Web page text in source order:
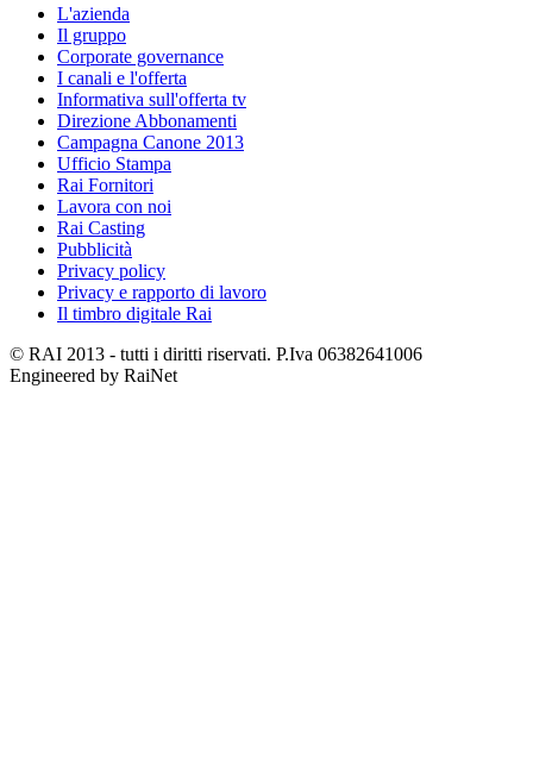
L'azienda
Il gruppo
Corporate governance
I canali e l'offerta
Informativa sull'offerta tv
Direzione Abbonamenti
Campagna Canone 2013
Ufficio Stampa
Rai Fornitori
Lavora con noi
Rai Casting
Pubblicità
Privacy policy
Privacy e rapporto di lavoro
Il timbro digitale Rai
© RAI 2013 - tutti i diritti riservati. P.Iva 06382641006
Engineered by RaiNet